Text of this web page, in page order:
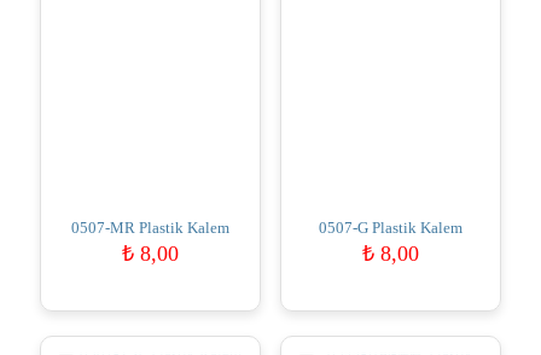
0507-MR Plastik Kalem
₺ 8,00
0507-G Plastik Kalem
₺8,00